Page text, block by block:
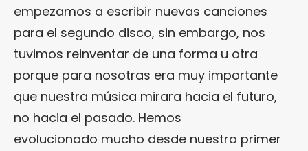
empezamos a escribir nuevas canciones
para el segundo disco, sin embargo, nos
tuvimos reinventar de una forma u otra
porque para nosotras era muy importante
que nuestra música mirara hacia el futuro,
no hacia el pasado. Hemos
evolucionado mucho desde nuestro primer